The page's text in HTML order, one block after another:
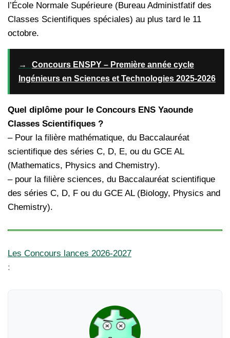
l’École Normale Supérieure (Bureau Administfatif des
Classes Scientifiques spéciales) au plus tard le 11
octobre.
→
Concours ENSPY – Première année cycle
Ingénieurs en Sciences et Technologies 2025-2026
Quel diplôme pour le Concours ENS Yaounde
Classes Scientifiques ?
– Pour la filière mathématique, du Baccalauréat
scientifique des séries C, D, E, ou du GCE AL
(Mathematics, Physics and Chemistry).
– pour la filière sciences, du Baccalauréat scientifique
des séries C, D, F ou du GCE AL (Biology, Physics and
Chemistry).
Les Concours lances 2026-2027
: